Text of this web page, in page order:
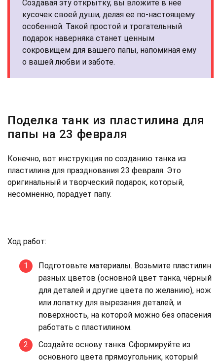
Создавая эту открытку, вы вложите в нее
кусочек своей души, делая ее по-настоящему
особенной. Такой простой и трогательный
подарок наверняка станет ценным
сокровищем для вашего папы, напоминая ему
о вашей любви и заботе.
Поделка танк из пластилина для
папы на 23 февраля
Конечно, вот инструкция по созданию танка из
пластилина для празднования 23 февраля. Это
оригинальный и творческий подарок, который,
несомненно, порадует папу.
Ход работ:
Подготовьте материалы. Возьмите пластилин
разных цветов (основной цвет танка, чёрный
для деталей и другие цвета по желанию), нож
или лопатку для вырезания деталей, и
поверхность, на которой можно без опасения
работать с пластилином.
Создайте основу танка. Сформируйте из
основного цвета прямоугольник, который